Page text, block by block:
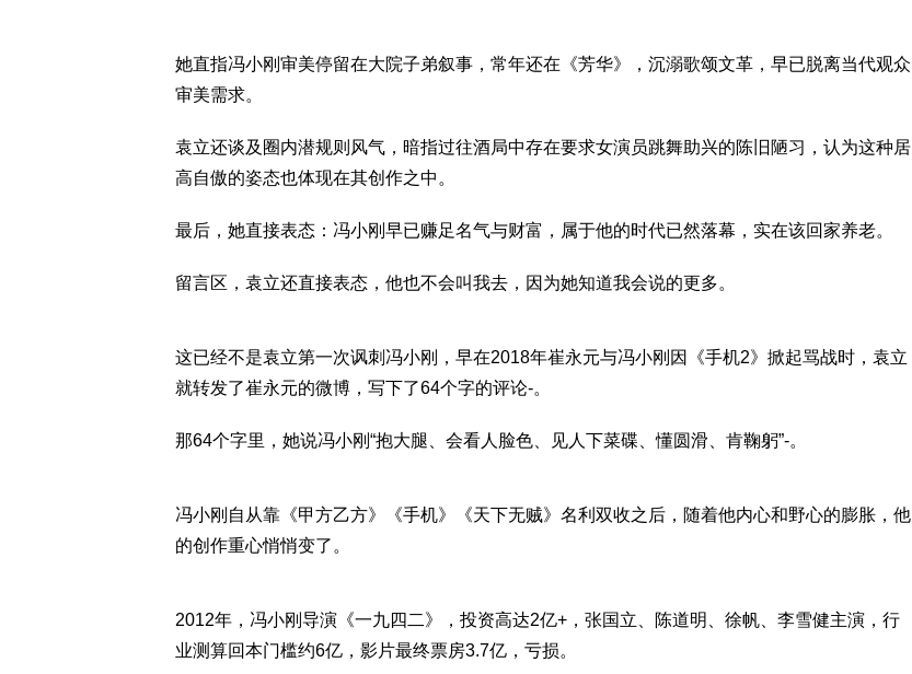
她直指冯小刚审美停留在大院子弟叙事，常年还在《芳华》，沉溺歌颂文革，早已脱离当代观众
审美需求。
袁立还谈及圈内潜规则风气，暗指过往酒局中存在要求女演员跳舞助兴的陈旧陋习，认为这种居
高自傲的姿态也体现在其创作之中。
最后，她直接表态：冯小刚早已赚足名气与财富，属于他的时代已然落幕，实在该回家养老。
留言区，袁立还直接表态，他也不会叫我去，因为她知道我会说的更多。
这已经不是袁立第一次讽刺冯小刚，早在2018年崔永元与冯小刚因《手机2》掀起骂战时，袁立
就转发了崔永元的微博，写下了64个字的评论-。
那64个字里，她说冯小刚“抱大腿、会看人脸色、见人下菜碟、懂圆滑、肯鞠躬”-。
冯小刚自从靠《甲方乙方》《手机》《天下无贼》名利双收之后，随着他内心和野心的膨胀，他
的创作重心悄悄变了。
2012年，冯小刚导演《一九四二》，投资高达2亿+，张国立、陈道明、徐帆、李雪健主演，行
业测算回本门槛约6亿，影片最终票房3.7亿，亏损。